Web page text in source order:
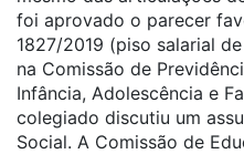
foi aprovado o parecer
1827/2019 (piso salarial
na Comissão de
Infância, Adolescência e
colegiado discutiu um
Social. A Comissão de